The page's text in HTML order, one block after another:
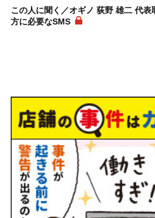
この人に聞く／オギノ 荻野 雄二 代
方に必要なSMS